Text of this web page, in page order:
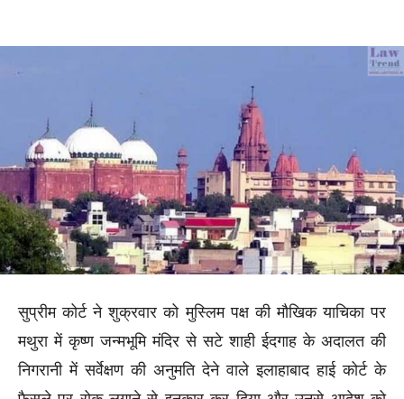
सुप्रीम कोर्ट ने शुक्रवार को मुस्लिम पक्ष की मौखिक याचिका पर
मथुरा में कृष्ण जन्मभूमि मंदिर से सटे शाही ईदगाह के अदालत की
निगरानी में सर्वेक्षण की अनुमति देने वाले इलाहाबाद हाई कोर्ट के